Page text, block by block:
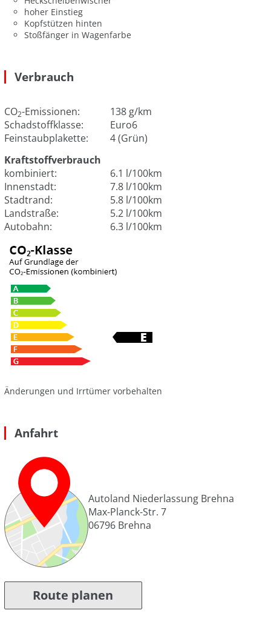
hoher Einstieg
Kopfstützen hinten
Stoßfänger in Wagenfarbe
Verbrauch
CO2-Emissionen:
138 g/km
Schadstoffklasse:
Euro6
Feinstaubplakette:
4 (Grün)
Kraftstoffverbrauch
kombiniert:
6.1 l/100km
Innenstadt:
7.8 l/100km
Stadtrand:
5.8 l/100km
Landstraße:
5.2 l/100km
Autobahn:
6.3 l/100km
Änderungen und Irrtümer vorbehalten
Anfahrt
Autoland Niederlassung Brehna
Max-Planck-Str. 7
06796 Brehna
Route planen